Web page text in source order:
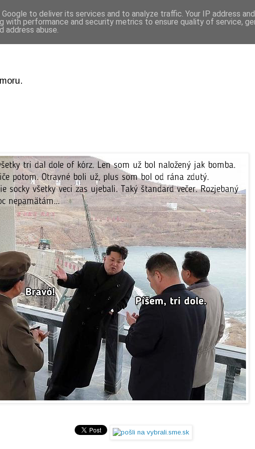
to deliver its services and to analyze traffic. Your IP address
with performance and security metrics to ensure quality of service,
abuse.